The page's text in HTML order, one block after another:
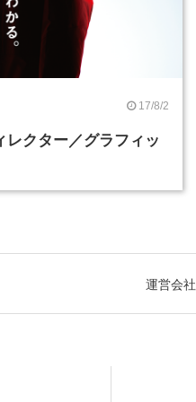
17/8/2
レクター／グラフィッ
運営会社